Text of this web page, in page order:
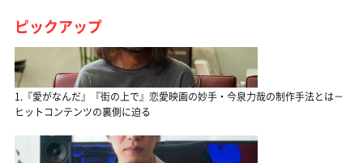
ピックアップ
1.『愛がなんだ』『街の上で』恋愛映画の妙手・今泉力哉の制作手法とは－
ヒットコンテンツの裏側に迫る